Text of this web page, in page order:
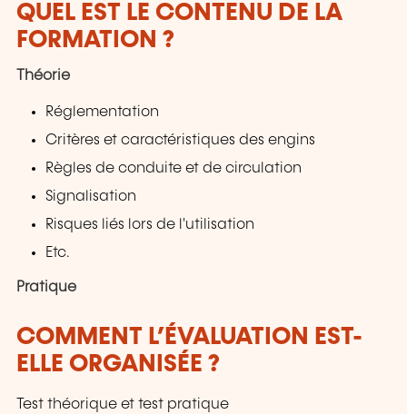
QUEL EST LE CONTENU DE LA
FORMATION ?
Théorie
Réglementation
Critères et caractéristiques des engins
Règles de conduite et de circulation
Signalisation
Risques liés lors de l'utilisation
Etc.
Pratique
COMMENT L’ÉVALUATION EST-
ELLE ORGANISÉE ?
Test théorique et test pratique